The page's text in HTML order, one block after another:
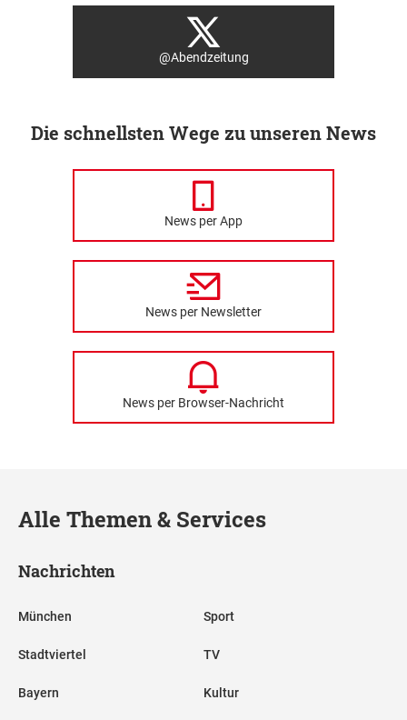
@Abendzeitung
Die schnellsten Wege zu unseren News
News per App
News per Newsletter
News per Browser-Nachricht
Alle Themen & Services
Nachrichten
München
Stadtviertel
Bayern
Sport
TV
Kultur